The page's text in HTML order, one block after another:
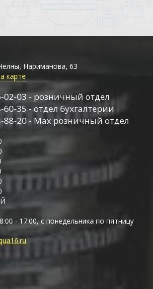
Нариманова, 63
карте
02-03 - розничный отдел
60-35 - отдел бухгалтерии
88-20 - Max розничный отдел
- 17:00, с понедельника по пятницу